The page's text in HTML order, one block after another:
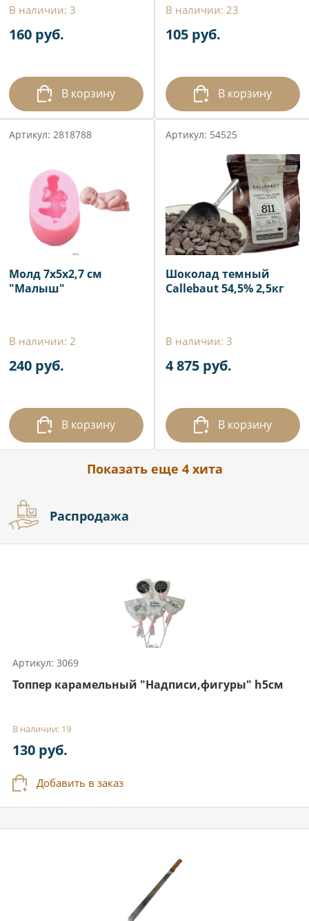
В наличии: 3
160 руб.
В корзину
В наличии: 23
105 руб.
В корзину
Артикул: 2818788
Молд 7х5х2,7 см
"Малыш"
В наличии: 2
240 руб.
В корзину
Артикул: 54525
Шоколад темный
Callebaut 54,5% 2,5кг
В наличии: 3
4 875 руб.
В корзину
Показать еще 4 хита
Распродажа
Артикул: 3069
Топпер карамельный "Надписи,фигуры" h5см
В наличии: 19
130 руб.
Добавить в заказ